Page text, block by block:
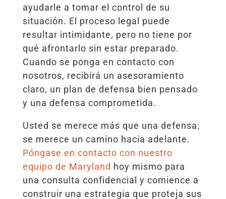
ayudarle a tomar el control de su
situación. El proceso legal puede
resultar intimidante, pero no tiene por
qué afrontarlo sin estar preparado.
Cuando se ponga en contacto con
nosotros, recibirá un asesoramiento
claro, un plan de defensa bien pensado
y una defensa comprometida.
Usted se merece más que una defensa:
se merece un camino hacia adelante.
Póngase en contacto con nuestro
equipo de Maryland hoy mismo para
una consulta confidencial y comience a
construir una estrategia que proteja sus